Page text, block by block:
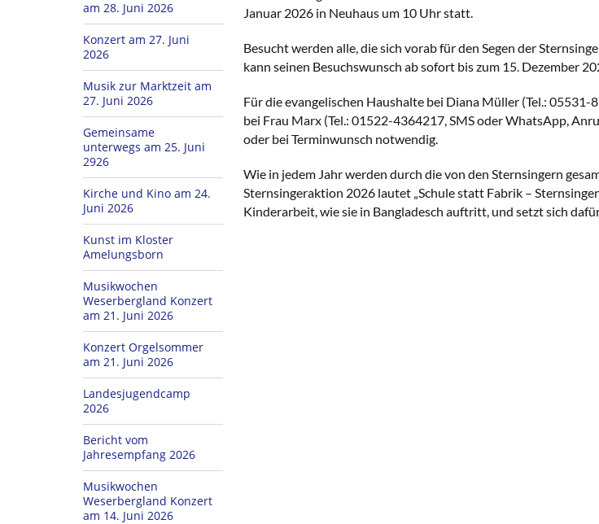
am 28. Juni 2026
Konzert am 27. Juni
2026
Musik zur Marktzeit am
27. Juni 2026
Gemeinsame
unterwegs am 25. Juni
2926
Kirche und Kino am 24.
Juni 2026
Kunst im Kloster
Amelungsborn
Musikwochen
Weserbergland Konzert
am 21. Juni 2026
Konzert Orgelsommer
am 21. Juni 2026
Landesjugendcamp
2026
Bericht vom
Jahresempfang 2026
Musikwochen
Weserbergland Konzert
am 14. Juni 2026
Januar 2026 in Neuhaus um 10 Uhr statt.
Besucht werden alle, die sich vorab für den Segen der
kann seinen Besuchswunsch ab sofort bis zum 15. Dezember
Für die evangelischen Haushalte bei Diana Müller (Tel.:
bei Frau Marx (Tel.: 01522-4364217, SMS oder WhatsApp,
oder bei Terminwunsch notwendig.
Wie in jedem Jahr werden durch die von den Sternsingern
Sternsingeraktion 2026 lautet „Schule statt Fabrik –
Kinderarbeit, wie sie in Bangladesch auftritt, und setzt sich